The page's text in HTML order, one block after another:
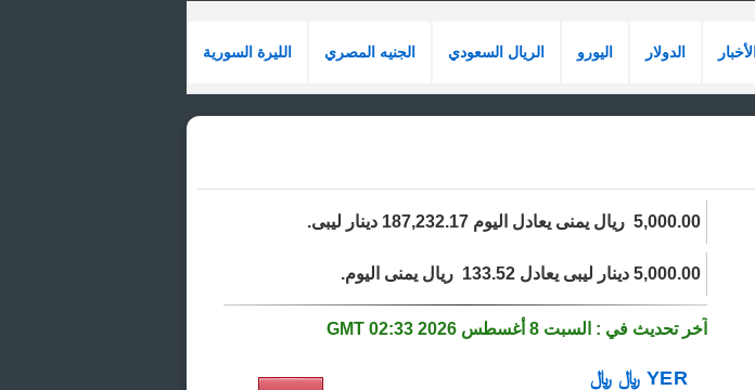
الليرة السورية الجنيه المصري الريال السعودي اليورو الدولار الأخبار
5,000.00 ‏ ريال يمنى يعادل اليوم 187,232.17 دينار ليبى.
5,000.00 دينار ليبى يعادل 133.52 ‏ ريال يمنى اليوم.
آخر تحديث في : السبت 8 أغسطس 2026 02:33 GMT
YER ﷼ ﷼